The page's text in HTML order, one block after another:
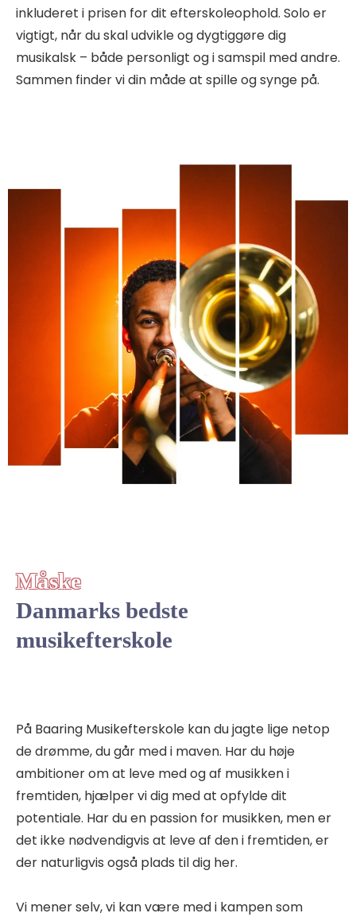
inkluderet i prisen for dit efterskoleophold. Solo er
vigtigt, når du skal udvikle og dygtiggøre dig
musikalsk – både personligt og i samspil med andre.
Sammen finder vi din måde at spille og synge på.
Måske
Danmarks bedste
musikefterskole
På Baaring Musikefterskole kan du jagte lige netop
de drømme, du går med i maven. Har du høje
ambitioner om at leve med og af musikken i
fremtiden, hjælper vi dig med at opfylde dit
potentiale. Har du en passion for musikken, men er
det ikke nødvendigvis at leve af den i fremtiden, er
der naturligvis også plads til dig her.
Vi mener selv, vi kan være med i kampen som